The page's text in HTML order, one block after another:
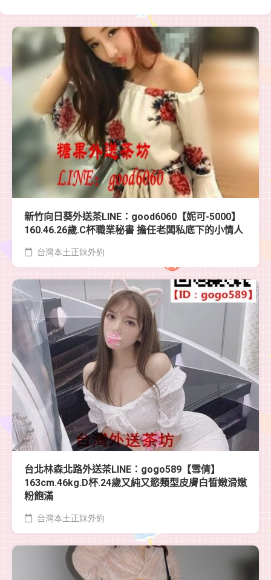
新竹向日葵外送茶LINE：good6060【妮可-5000】
160.46.26歲.C杯職業秘書 擔任老闆私底下的小情人
台灣本土正妹外約
台北林森北路外送茶LINE：gogo589【雪倩】
163cm.46kg.D杯.24歲又純又慾類型皮膚白皙嫩滑嫩
粉飽滿
台灣本土正妹外約